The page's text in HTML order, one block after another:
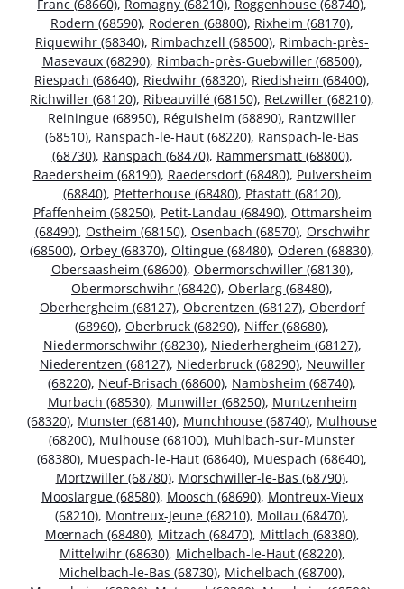
Franc (68660), Romagny (68210), Roggenhouse (68740),
Rodern (68590), Roderen (68800), Rixheim (68170),
Riquewihr (68340), Rimbachzell (68500), Rimbach-près-
Masevaux (68290), Rimbach-près-Guebwiller (68500),
Riespach (68640), Riedwihr (68320), Riedisheim (68400),
Richwiller (68120), Ribeauvillé (68150), Retzwiller (68210),
Reiningue (68950), Réguisheim (68890), Rantzwiller
(68510), Ranspach-le-Haut (68220), Ranspach-le-Bas
(68730), Ranspach (68470), Rammersmatt (68800),
Raedersheim (68190), Raedersdorf (68480), Pulversheim
(68840), Pfetterhouse (68480), Pfastatt (68120),
Pfaffenheim (68250), Petit-Landau (68490), Ottmarsheim
(68490), Ostheim (68150), Osenbach (68570), Orschwihr
(68500), Orbey (68370), Oltingue (68480), Oderen (68830),
Obersaasheim (68600), Obermorschwiller (68130),
Obermorschwihr (68420), Oberlarg (68480),
Oberhergheim (68127), Oberentzen (68127), Oberdorf
(68960), Oberbruck (68290), Niffer (68680),
Niedermorschwihr (68230), Niederhergheim (68127),
Niederentzen (68127), Niederbruck (68290), Neuwiller
(68220), Neuf-Brisach (68600), Nambsheim (68740),
Murbach (68530), Munwiller (68250), Muntzenheim
(68320), Munster (68140), Munchhouse (68740), Mulhouse
(68200), Mulhouse (68100), Muhlbach-sur-Munster
(68380), Muespach-le-Haut (68640), Muespach (68640),
Mortzwiller (68780), Morschwiller-le-Bas (68790),
Mooslargue (68580), Moosch (68690), Montreux-Vieux
(68210), Montreux-Jeune (68210), Mollau (68470),
Mœrnach (68480), Mitzach (68470), Mittlach (68380),
Mittelwihr (68630), Michelbach-le-Haut (68220),
Michelbach-le-Bas (68730), Michelbach (68700),